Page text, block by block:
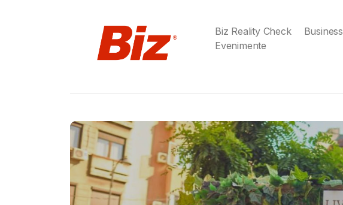
Biz Reality Check Business
Evenimente